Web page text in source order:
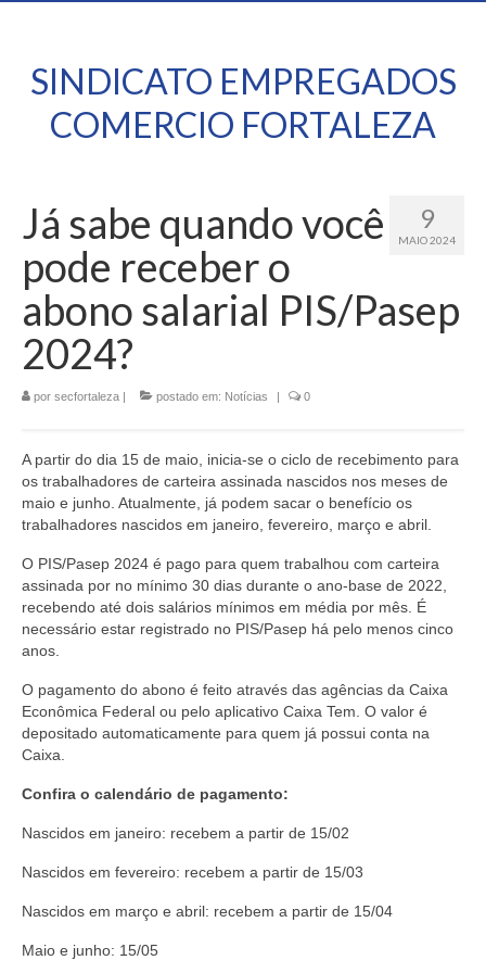
SINDICATO EMPREGADOS
COMERCIO FORTALEZA
9
MAIO 2024
Já sabe quando você
pode receber o
abono salarial PIS/Pasep
2024?
por secfortaleza | postado em: Notícias | 0
A partir do dia 15 de maio, inicia-se o ciclo de recebimento para
os trabalhadores de carteira assinada nascidos nos meses de
maio e junho. Atualmente, já podem sacar o benefício os
trabalhadores nascidos em janeiro, fevereiro, março e abril.
O PIS/Pasep 2024 é pago para quem trabalhou com carteira
assinada por no mínimo 30 dias durante o ano-base de 2022,
recebendo até dois salários mínimos em média por mês. É
necessário estar registrado no PIS/Pasep há pelo menos cinco
anos.
O pagamento do abono é feito através das agências da Caixa
Econômica Federal ou pelo aplicativo Caixa Tem. O valor é
depositado automaticamente para quem já possui conta na
Caixa.
Confira o calendário de pagamento:
Nascidos em janeiro: recebem a partir de 15/02
Nascidos em fevereiro: recebem a partir de 15/03
Nascidos em março e abril: recebem a partir de 15/04
Maio e junho: 15/05